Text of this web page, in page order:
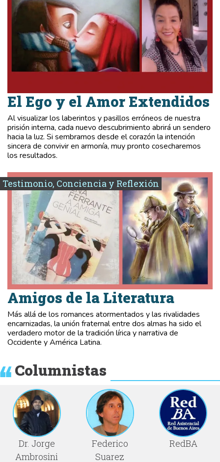
El Ego y el Amor Extendidos
Al visualizar los laberintos y pasillos erróneos de nuestra
prisión interna, cada nuevo descubrimiento abrirá un sendero
hacia la luz. Si sembramos desde el corazón la intención
sincera de convivir en armonía, muy pronto cosecharemos
los resultados.
Testimonio, Conciencia y Reflexión
Amigos de la Literatura
Más allá de los romances atormentados y las rivalidades
encarnizadas, la unión fraternal entre dos almas ha sido el
verdadero motor de la tradición lírica y narrativa de
Occidente y América Latina.
Columnistas
Dr. Jorge
Ambrosini
Federico
Suarez
RedBA